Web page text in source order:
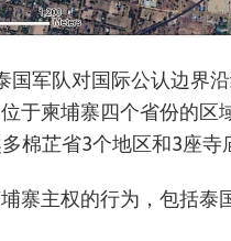
国军队对国际公认边界
于柬埔寨四个省份的区
棉芷省3个地区和3座寺
寨主权的行为，包括泰